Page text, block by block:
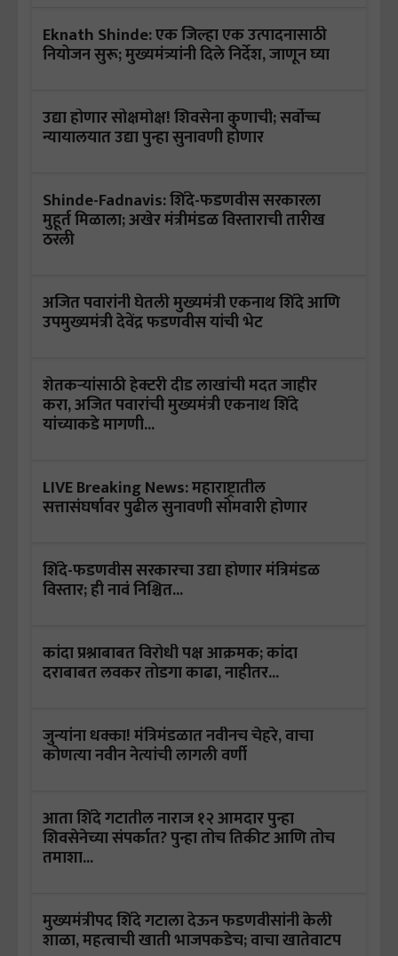
Eknath Shinde: एक जिल्हा एक उत्पादनासाठी
नियोजन सुरू; मुख्यमंत्र्यांनी दिले निर्देश, जाणून घ्या
उद्या होणार सोक्षमोक्ष! शिवसेना कुणाची; सर्वोच्च
न्यायालयात उद्या पुन्हा सुनावणी होणार
Shinde-Fadnavis: शिंदे-फडणवीस सरकारला
मुहूर्त मिळाला; अखेर मंत्रीमंडळ विस्ताराची तारीख
ठरली
अजित पवारांनी घेतली मुख्यमंत्री एकनाथ शिंदे आणि
उपमुख्यमंत्री देवेंद्र फडणवीस यांची भेट
शेतकऱ्यांसाठी हेक्टरी दीड लाखांची मदत जाहीर
करा, अजित पवारांची मुख्यमंत्री एकनाथ शिंदे
यांच्याकडे मागणी...
LIVE Breaking News: महाराष्ट्रातील
सत्तासंघर्षावर पुढील सुनावणी सोमवारी होणार
शिंदे-फडणवीस सरकारचा उद्या होणार मंत्रिमंडळ
विस्तार; ही नावं निश्चित...
कांदा प्रश्नाबाबत विरोधी पक्ष आक्रमक; कांदा
दराबाबत लवकर तोडगा काढा, नाहीतर...
जुन्यांना धक्का! मंत्रिमंडळात नवीनच चेहरे, वाचा
कोणत्या नवीन नेत्यांची लागली वर्णी
आता शिंदे गटातील नाराज १२ आमदार पुन्हा
शिवसेनेच्या संपर्कात? पुन्हा तोच तिकीट आणि तोच
तमाशा...
मुख्यमंत्रीपद शिंदे गटाला देऊन फडणवीसांनी केली
शाळा, महत्वाची खाती भाजपकडेच; वाचा खातेवाटप